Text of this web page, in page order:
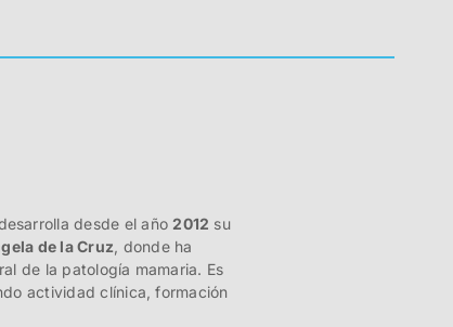
desde el año2012 su
de la Cruz , donde ha
de la patología mamaria. Es
actividad clínica, formación